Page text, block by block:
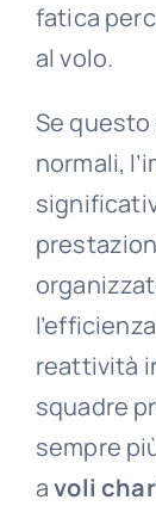
fatica
al volo.
Se
normali,
reattività
squadre
sempre
avoli